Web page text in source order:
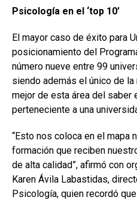
Psicología en el ‘top 10’
El mayor caso de éxito para
posicionamiento del
número nueve entre 99
siendo además el único de
mejor de esta área del saber
perteneciente a una
“Esto nos coloca en el mapa
formación que reciben
de alta calidad”, afirmó con
Karen Ávila Labastidas,
Psicología, quien recordó